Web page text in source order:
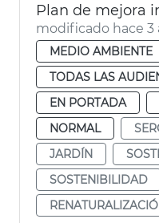
Plan de mejora
modificado hace 3
MEDIO AMBIENTE
TODAS LAS
EN PORTADA
NORMAL
JARDÍN
SOSTENIBILIDAD